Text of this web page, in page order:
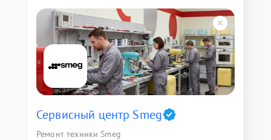
Сервисный центр Smeg
Ремонт техники Smeg